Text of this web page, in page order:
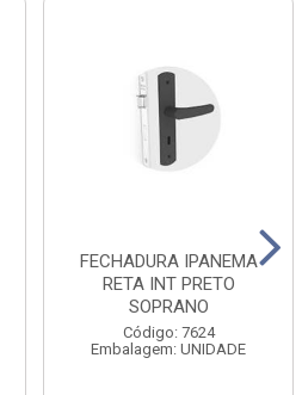
FECHADURA IPANEMA
RETA INT PRETO
SOPRANO
Código: 7624
Embalagem: UNIDADE